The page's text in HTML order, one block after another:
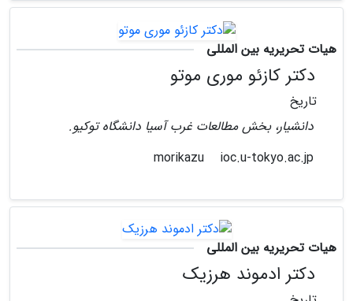
هیات تحریریه بین المللی
دکتر کازئو موری موتو
تاریخ
دانشیار، بخش مطالعات غرب آسیا دانشگاه توکیو.
ioc.u-tokyo.ac.jp
هیات تحریریه بین المللی
دکتر ادموند هرزیک